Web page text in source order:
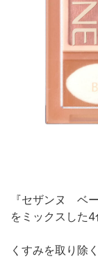
『セザンヌ ベ
をミックスした4
くすみを取り除